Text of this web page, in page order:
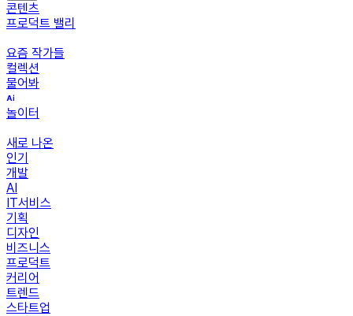
콘텐츠
프로덕트 밸리
요즘 작가들
컬렉션
물어봐
놀이터
새로 나온
인기
개발
AI
IT서비스
기획
디자인
비즈니스
프로덕트
커리어
트렌드
스타트업